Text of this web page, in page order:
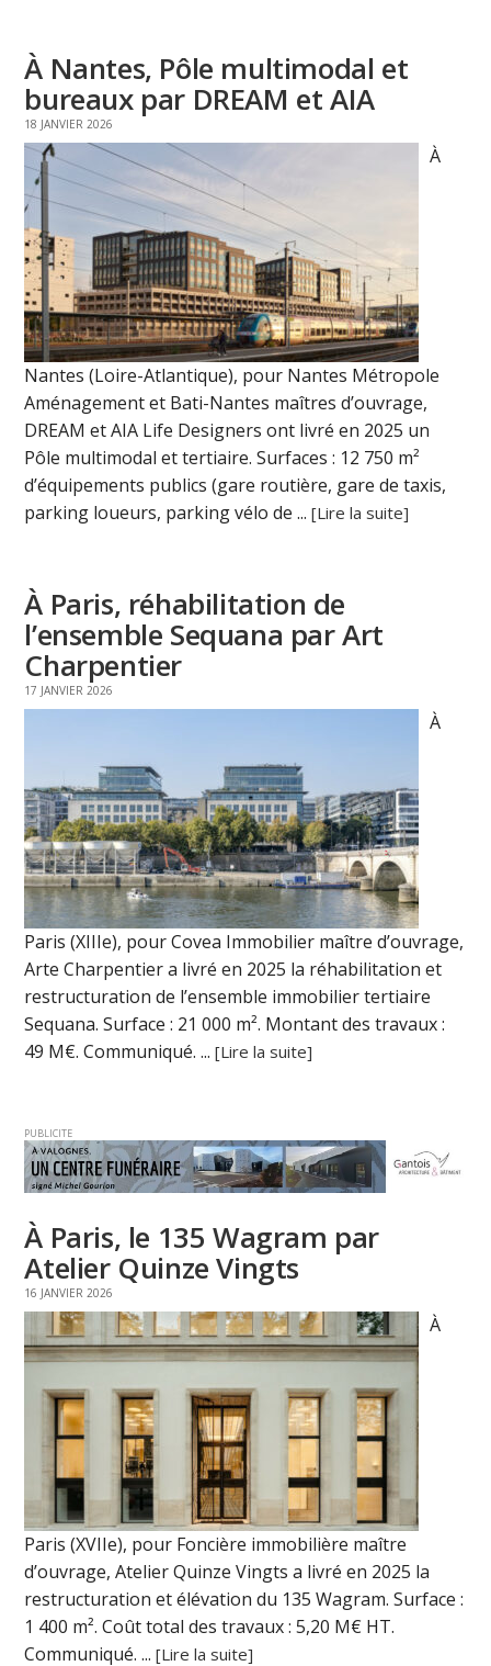
À Nantes, Pôle multimodal et
bureaux par DREAM et AIA
18 JANVIER 2026
À
Nantes (Loire-Atlantique), pour Nantes Métropole
Aménagement et Bati-Nantes maîtres d’ouvrage,
DREAM et AIA Life Designers ont livré en 2025 un
Pôle multimodal et tertiaire. Surfaces : 12 750 m²
d’équipements publics (gare routière, gare de taxis,
parking loueurs, parking vélo de ...[Lire la suite]
À Paris, réhabilitation de
l’ensemble Sequana par Art
Charpentier
17 JANVIER 2026
À
Paris (XIIIe), pour Covea Immobilier maître d’ouvrage,
Arte Charpentier a livré en 2025 la réhabilitation et
restructuration de l’ensemble immobilier tertiaire
Sequana. Surface : 21 000 m². Montant des travaux :
49 M€. Communiqué. ...[Lire la suite]
PUBLICITE
À Paris, le 135 Wagram par
Atelier Quinze Vingts
16 JANVIER 2026
À
Paris (XVIIe), pour Foncière immobilière maître
d’ouvrage, Atelier Quinze Vingts a livré en 2025 la
restructuration et élévation du 135 Wagram. Surface :
1 400 m². Coût total des travaux : 5,20 M€ HT.
Communiqué. ...[Lire la suite]